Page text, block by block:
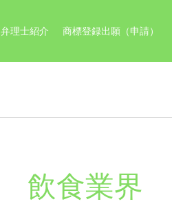
弁理士紹介 商標登録出願（申請）
飲食業界